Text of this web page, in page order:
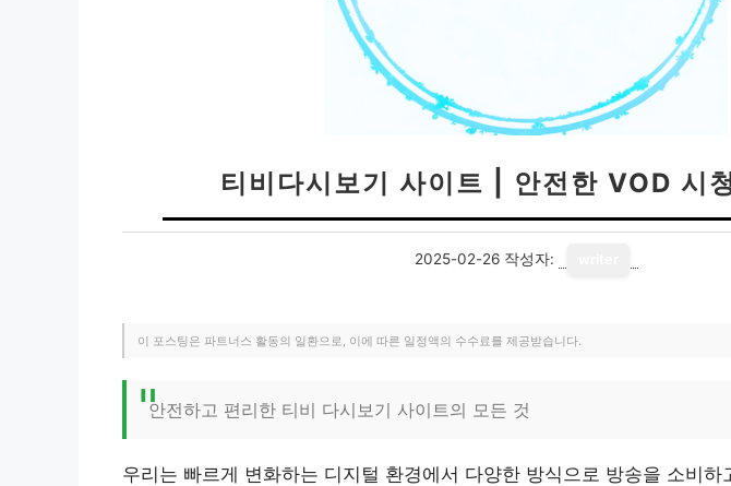
티비다시보기 사이트 | 안전한 VOD 시
2025-02-26 작성자:
이 포스팅은 파트너스 활동의 일환으로, 이에 따른 일정액의 수수료를 제공받습니다.
안전하고 편리한 티비 다시보기 사이트의 모든 것
우리는 빠르게 변화하는 디지털 환경에서 다양한 방식으로 방송을 소비하